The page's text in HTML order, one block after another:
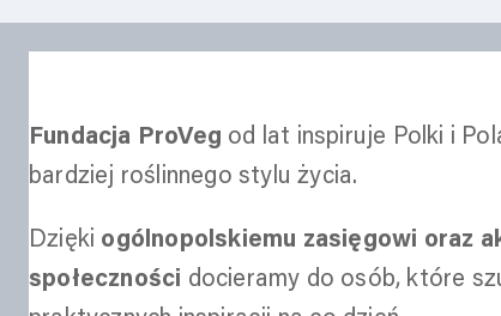
Fundacja ProVeg od lat inspiruje Polki i
bardziej roślinnego stylu życia.
Dzięki ogólnopolskiemu zasięgowi oraz
społeczności docieramy do osób, które